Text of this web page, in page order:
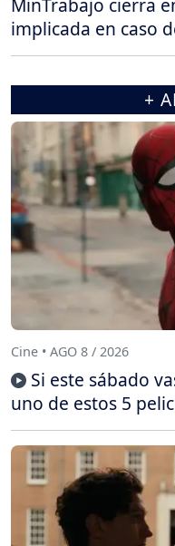
MinTrabajo cierra
implicada en caso
+
Cine • AGO 8 / 2026
Si este sábado
uno de estos 5